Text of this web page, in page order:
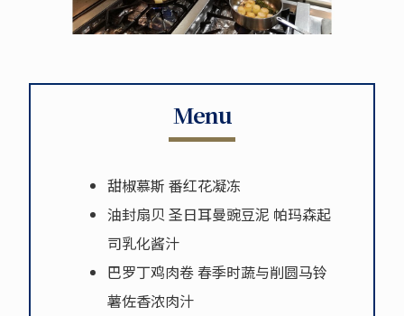
Menu
甜椒慕斯 番红花凝冻
油封扇贝 圣日耳曼豌豆泥 帕玛森起
司乳化酱汁
巴罗丁鸡肉卷 春季时蔬与削圆马铃
薯佐香浓肉汁